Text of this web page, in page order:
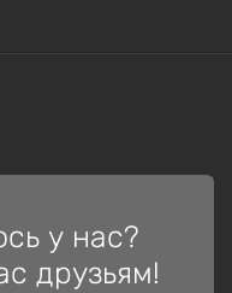
у нас?
друзьям!